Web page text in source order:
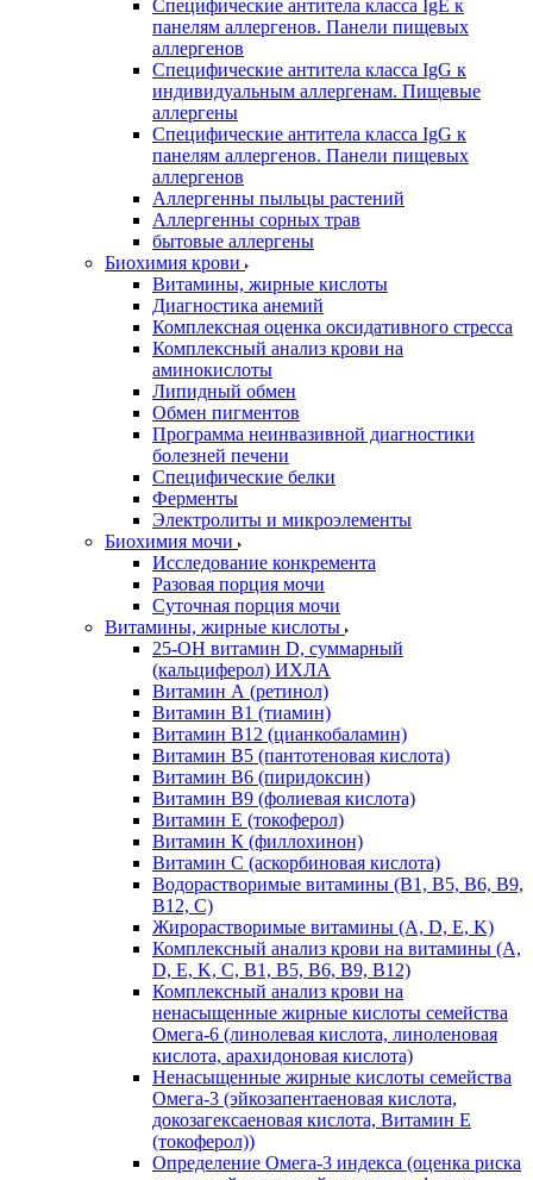
Специфические антитела класса IgE к
панелям аллергенов. Панели пищевых
аллергенов
Специфические антитела класса IgG к
индивидуальным аллергенам. Пищевые
аллергены
Специфические антитела класса IgG к
панелям аллергенов. Панели пищевых
аллергенов
Аллергенны пыльцы растений
Аллергенны сорных трав
бытовые аллергены
Биохимия крови
Витамины, жирные кислоты
Диагностика анемий
Комплексная оценка оксидативного стресса
Комплексный анализ крови на
аминокислоты
Липидный обмен
Обмен пигментов
Программа неинвазивной диагностики
болезней печени
Специфические белки
Ферменты
Электролиты и микроэлементы
Биохимия мочи
Исследование конкремента
Разовая порция мочи
Суточная порция мочи
Витамины, жирные кислоты
25-OH витамин D, суммарный
(кальциферол) ИХЛА
Витамин А (ретинол)
Витамин В1 (тиамин)
Витамин В12 (цианкобаламин)
Витамин В5 (пантотеновая кислота)
Витамин В6 (пиридоксин)
Витамин В9 (фолиевая кислота)
Витамин Е (токоферол)
Витамин К (филлохинон)
Витамин С (аскорбиновая кислота)
Водорастворимые витамины (B1, B5, B6, В9,
В12, С)
Жирорастворимые витамины (A, D, E, K)
Комплексный анализ крови на витамины (A,
D, E, K, C, B1, B5, B6, В9, B12)
Комплексный анализ крови на
ненасыщенные жирные кислоты семейства
Омега-6 (линолевая кислота, линоленовая
кислота, арахидоновая кислота)
Ненасыщенные жирные кислоты семейства
Омега-3 (эйкозапентаеновая кислота,
докозагексаеновая кислота, Витамин E
(токоферол))
Определение Омега-3 индекса (оценка риска